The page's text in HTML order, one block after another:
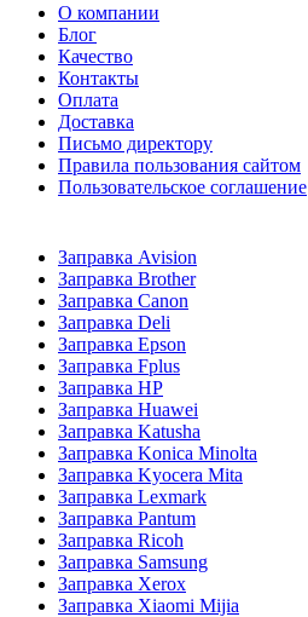
О компании
Блог
Качество
Контакты
Оплата
Доставка
Письмо директору
Правила пользования сайтом
Пользовательское соглашение
Заправка Avision
Заправка Brother
Заправка Canon
Заправка Deli
Заправка Epson
Заправка Fplus
Заправка HP
Заправка Huawei
Заправка Katusha
Заправка Konica Minolta
Заправка Kyocera Mita
Заправка Lexmark
Заправка Pantum
Заправка Ricoh
Заправка Samsung
Заправка Xerox
Заправка Xiaomi Mijia